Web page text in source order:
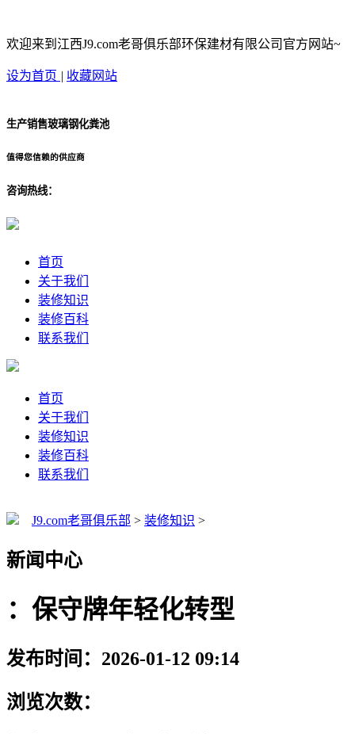
欢迎来到江西J9.com老哥俱乐部环保建材有限公司官方网站~
设为首页 | 收藏网站
生产销售玻璃钢化粪池
值得您信赖的供应商
咨询热线：
首页
关于我们
装修知识
装修百科
联系我们
首页
关于我们
装修知识
装修百科
联系我们
J9.com老哥俱乐部 > 装修知识 >
新闻中心
：保守牌年轻化转型
发布时间：2026-01-12 09:14
浏览次数：